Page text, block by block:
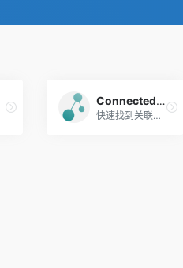
Connected Papers
快速找到关联文献，适合写综述。